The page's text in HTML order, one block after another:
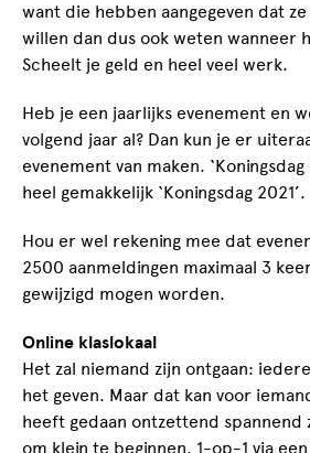
want die hebben aangegeven dat
willen dan dus ook weten wanneer
Scheelt je geld en heel veel werk.
Heb je een jaarlijks evenement en
volgend jaar al? Dan kun je er
evenement van maken.
heel gemakkelijk ‘Koningsdag 2021’.
Hou er wel rekening mee dat
2500 aanmeldingen maximaal 3
gewijzigd mogen worden.
Online klaslokaal
Het zal niemand zijn ontgaan:
het geven. Maar dat kan voor
heeft gedaan ontzettend spannend
om klein te beginnen. 1-op-1 via